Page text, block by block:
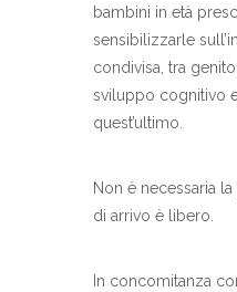
bambini in età
sensibilizzarle
condivisa, tra
sviluppo cognitivo
quest’ultimo.
Non è necessaria
di arrivo è libero.
In concomitanza